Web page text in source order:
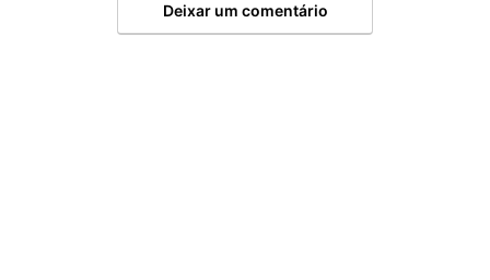
Deixar um comentário